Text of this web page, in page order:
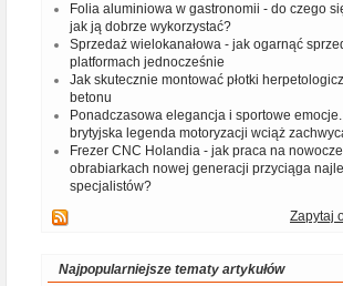
Folia aluminiowa w gastronomii - do czego
jak ją dobrze wykorzystać?
Sprzedaż wielokanałowa - jak ogarnąć
platformach jednocześnie
Jak skutecznie montować płotki
betonu
Ponadczasowa elegancja i sportowe
brytyjska legenda motoryzacji wciąż
Frezer CNC Holandia - jak praca na
obrabiarkach nowej generacji przyciąga
specjalistów?
Zapytaj
Najpopularniejsze tematy artykułów